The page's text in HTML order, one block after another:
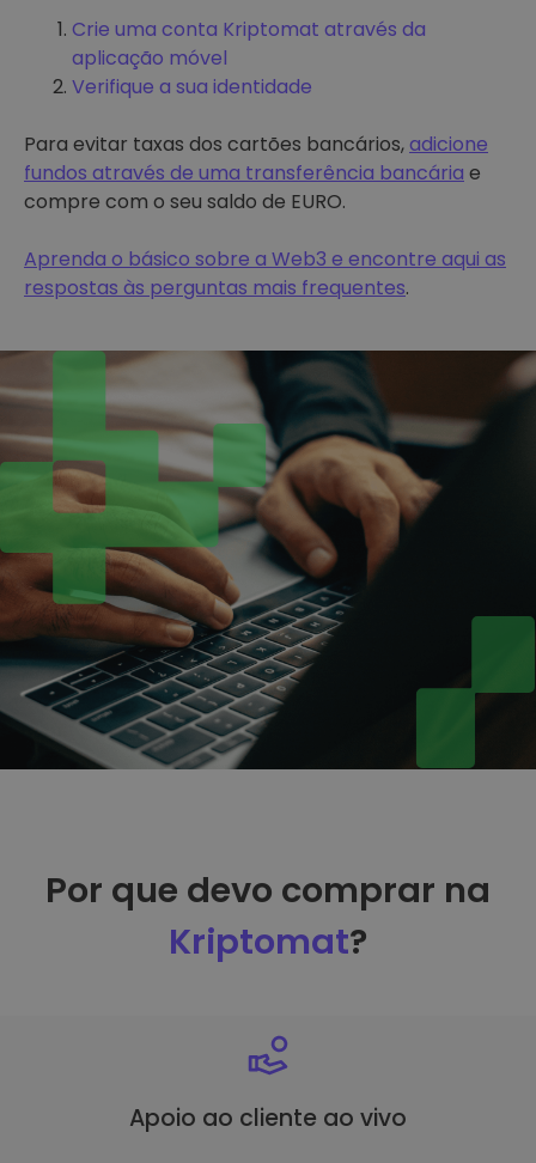
Crie uma conta Kriptomat através da
aplicação móvel
Verifique a sua identidade
Para evitar taxas dos cartões bancários,adicione
fundos através de uma transferência bancária e
compre com o seu saldo de EURO.
Aprenda o básico sobre a Web3 e encontre aqui as
respostas às perguntas mais frequentes.
Por que devo comprar na
Kriptomat?
Apoio ao cliente ao vivo